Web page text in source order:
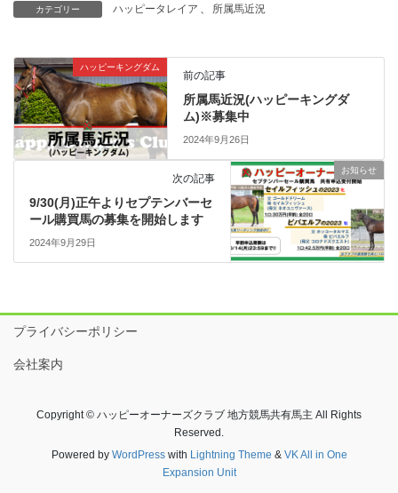
カテゴリー ハッピータレイア 所属馬近況
ハッピーキングダム
前の記事
所属馬近況(ハッピーキングダ
ム)※募集中
2024年9月26日
お知らせ
次の記事
9/30(月)正午よりセプテンバーセ
ール購買馬の募集を開始します
2024年9月29日
プライバシーポリシー
会社案内
Copyright © ハッピーオーナーズクラブ 地方競馬共有馬主 All Rights
Reserved.
Powered by WordPresswith Lightning Theme & VK All in One
Expansion Unit